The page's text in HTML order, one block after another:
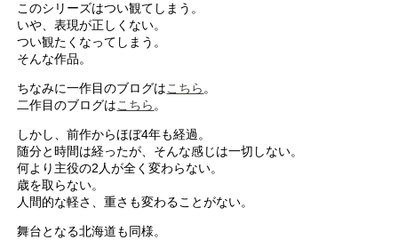
このシリーズはつい観てしまう。
いや、表現が正しくない。
つい観たくなってしまう。
そんな作品。
ちなみに一作目のブログはこちら。
二作目のブログはこちら。
しかし、前作からほぼ4年も経過。
随分と時間は経ったが、そんな感じは一切しない。
何より主役の2人が全く変わらない。
歳を取らない。
人間的な軽さ、重さも変わることがない。
舞台となる北海道も同様。